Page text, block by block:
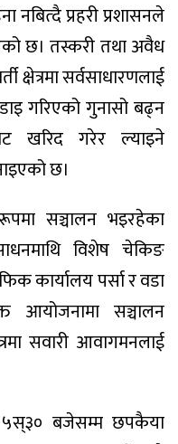
प्रहरी प्रशासनले
छ। तस्करी तथा अवैध
क्षेत्रमा सर्वसाधारणलाई
गरिएको गुनासो बढ्न
खरिद गरेर ल्याइने
छ।
सञ्चालन भइरहेका
विशेष चेकिङ
कार्यालय पर्सा र वडा
आयोजनामा सञ्चालन
सवारी आवागमनलाई
बजेसम्म छपकैया